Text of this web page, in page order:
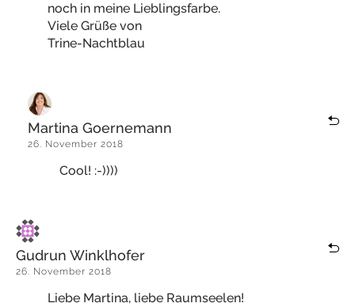
noch in meine Lieblingsfarbe.
Viele Grüße von
Trine-Nachtblau
Martina Goernemann
26. November 2018
Cool! :-))))
Gudrun Winklhofer
26. November 2018
Liebe Martina, liebe Raumseelen!